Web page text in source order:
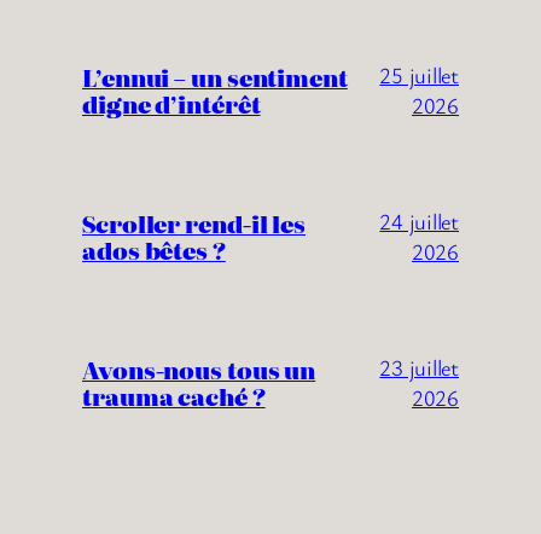
L’ennui – un sentiment
digne d’intérêt
25 juillet
2026
Scroller rend-il les
ados bêtes ?
24 juillet
2026
Avons-nous tous un
trauma caché ?
23 juillet
2026